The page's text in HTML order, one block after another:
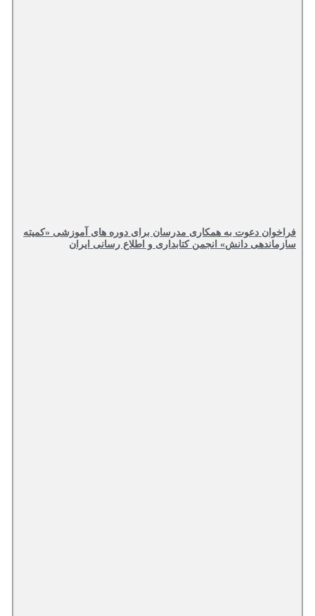
فراخوان دعوت به همکاری مدرسان برای دوره های آموزشی «کمیته
سازماندهی دانش» انجمن کتابداری و اطلاع رسانی ایران